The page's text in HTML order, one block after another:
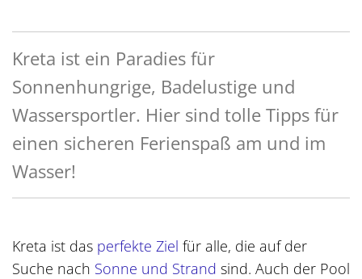
Kreta ist ein Paradies für
Sonnenhungrige, Badelustige und
Wassersportler. Hier sind tolle Tipps für
einen sicheren Ferienspaß am und im
Wasser!
Kreta ist das perfekte Ziel für alle, die auf der
Suche nach Sonne und Strand sind. Auch der Pool